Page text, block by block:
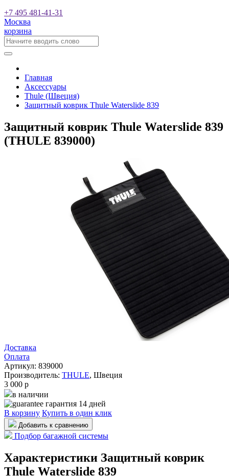
+7 495 481-41-31
Москва
корзина
Главная
Аксессуары
Thule (Швеция)
Защитный коврик Thule Waterslide 839
Защитный коврик Thule Waterslide 839
(THULE 839000)
Доставка
Оплата
Артикул: 839000
Производитель: THULE, Швеция
3 000 p
в наличии
гарантия 14 дней
В корзину Купить в один клик
Добавить к сравнению
Подбор багажной системы
Характеристики Защитный коврик
Thule Waterslide 839